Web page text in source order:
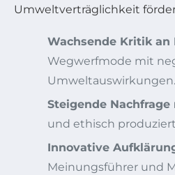
Umweltverträglichkeit
Wachsende Kritik an
Wegwerfmode mit
Umweltauswirkungen.
Steigende Nachfrage
und ethisch
Innovative
Meinungsführer und